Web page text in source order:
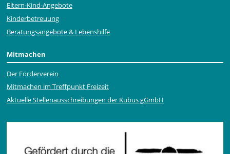
Eltern-Kind-Angebote
Kinderbetreuung
Beratungsangebote & Lebenshilfe
Mitmachen
Der Förderverein
Mitmachen im Treffpunkt Freizeit
Aktuelle Stellen­ausschrei­bungen der Kubus gGmbH